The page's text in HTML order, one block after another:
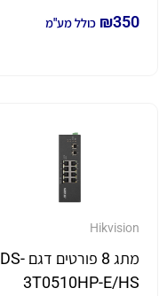
₪350 כולל מע"מ
Hikvision
מתג 8 פורטים דגם DS-
3T0510HP-E/HS